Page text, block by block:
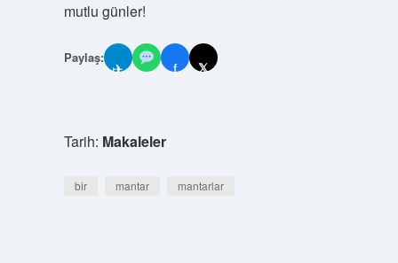
mutlu günler!
Paylaş:
✈ f 𝕏
Tarih: Makaleler
bir mantar mantarlar